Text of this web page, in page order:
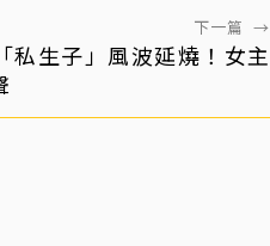
下一篇 →
私生子」風波延燒！女主